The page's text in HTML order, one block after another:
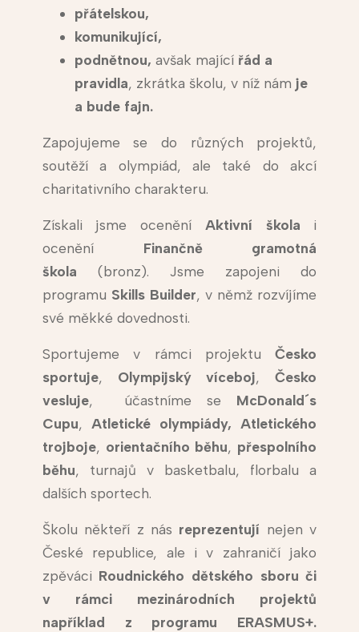
přátelskou,
komunikující,
podnětnou, avšak mající řád a
pravidla, zkrátka školu, v níž nám je
a bude fajn.
Zapojujeme se do různých projektů,
soutěží a olympiád, ale také do akcí
charitativního charakteru.
Získali jsme ocenění Aktivní škola i
ocenění Finančně gramotná
škola (bronz). Jsme zapojeni do
programu Skills Builder, v němž rozvíjíme
své měkké dovednosti.
Sportujeme v rámci projektuČesko
sportuje, Olympijský víceboj,Česko
vesluje, účastníme se McDonald´s
Cupu, Atletické olympiády,
Atletického
trojboje, orientačního běhu, přespolního
běhu, turnajů v basketbalu, florbalu a
dalších sportech.
Školu někteří z nás reprezentují nejen v
České republice, ale i v zahraničí jako
zpěváci Roudnického dětského sboru či
v rámci mezinárodních projektů
například z programu ERASMUS+.